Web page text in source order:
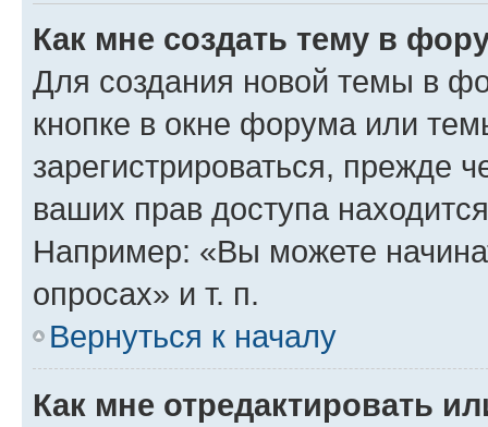
Как мне создать тему в
Для создания новой темы в
кнопке в окне форума или
зарегистрироваться, прежде
ваших прав доступа
Например: «Вы можете
опросах» и т. п.
Вернуться к началу
Как мне отредактировать